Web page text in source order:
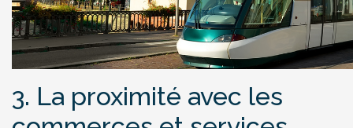
3. La proximité avec les